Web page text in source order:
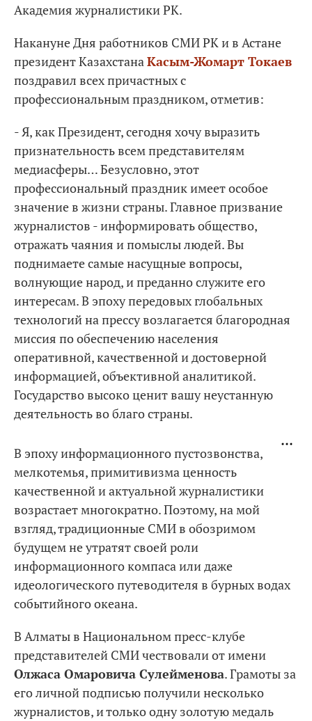
Академия журналистики РК.
Накануне Дня работников СМИ РК и в Астане
президент КазахстанаКасым-Жомарт Токаев
поздравил всех причастных с
профессиональным праздником, отметив:
- Я, как Президент, сегодня хочу выразить
признательность всем представителям
медиасферы… Безусловно, этот
профессиональный праздник имеет особое
значение в жизни страны. Главное призвание
журналистов - информировать общество,
отражать чаяния и помыслы людей. Вы
поднимаете самые насущные вопросы,
волнующие народ, и преданно служите его
интересам. В эпоху передовых глобальных
технологий на прессу возлагается благородная
миссия по обеспечению населения
оперативной, качественной и достоверной
информацией, объективной аналитикой.
Государство высоко ценит вашу неустанную
деятельность во благо страны.
В эпоху информационного пустозвонства,
мелкотемья, примитивизма ценность
качественной и актуальной журналистики
возрастает многократно. Поэтому, на мой
взгляд, традиционные СМИ в обозримом
будущем не утратят своей роли
информационного компаса или даже
идеологического путеводителя в бурных водах
событийного океана.
В Алматы в Национальном пресс-клубе
представителей СМИ чествовали от имени
Олжаса Омаровича Сулейменова. Грамоты за
его личной подписью получили несколько
журналистов, и только одну золотую медаль